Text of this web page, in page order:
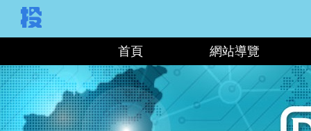
首頁 網站導覽